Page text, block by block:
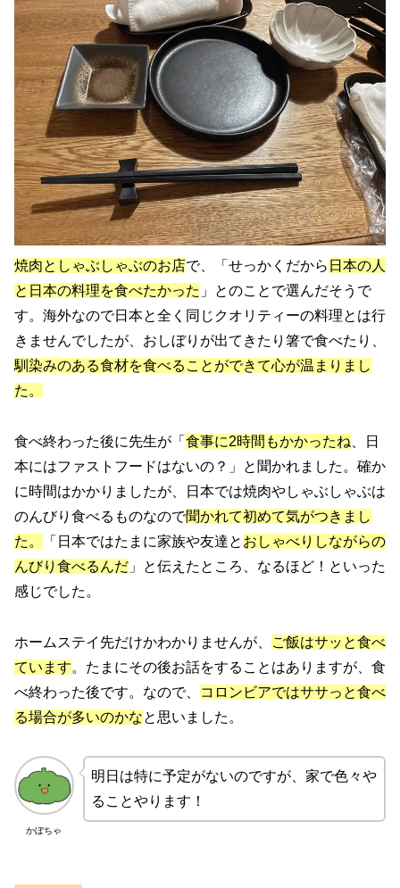
焼肉としゃぶしゃぶのお店で、「せっかくだから 日本の人
と日本の料理を食べたかった 」とのことで選んだそうで
す。海外なので日本と全く同じクオリティーの料理とは行
きませんでしたが、おしぼりが出てきたり箸で食べたり、
馴染みのある食材を食べることができて心が温まりまし
た。
食べ終わった後に先生が「 食事に2時間もかかったね 、日
本にはファストフードはないの？」と聞かれました。確か
に時間はかかりましたが、日本では焼肉やしゃぶしゃぶは
のんびり食べるものなので聞かれて初めて気がつきまし
た。
「日本ではたまに家族や友達と おしゃべりしながらの
んびり食べるんだ 」と伝えたところ、なるほど！といった
感じでした。
ホームステイ先だけかわかりませんが、
ご飯はサッと食べ
ています。たまにその後お話をすることはありますが、食
べ終わった後です。なので、
コロンビアではササっと食べ
る場合が多いのかなと思いました。
かぼちゃ
明日は特に予定がないのですが、家で色々や
ることやります！